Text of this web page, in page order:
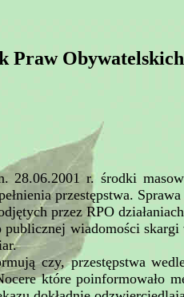
Praw
28.06.2001 r. środki
przestępstwa.
przez RPO
publicznej wiadomości
czy, przestępstwa
które poinformowało